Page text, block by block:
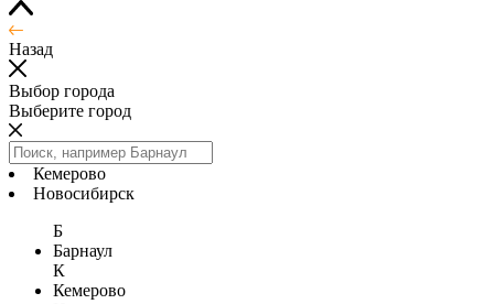
Назад
Выбор города
Выберите город
Кемерово
Новосибирск
Б
Барнаул
К
Кемерово